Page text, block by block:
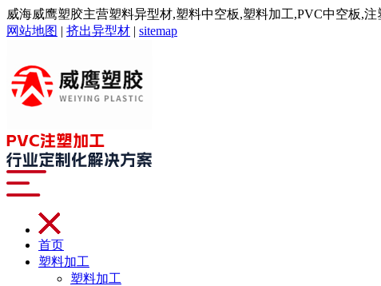
威海威鹰塑胶主营塑料异型材,塑料中空板,塑料加工,PVC中空板,
网站地图 | 挤出异型材 | sitemap
首页
塑料加工
塑料加工